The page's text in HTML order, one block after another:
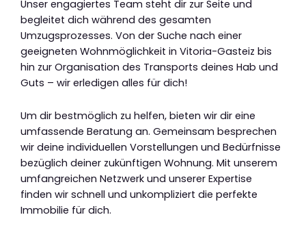
Unser engagiertes Team steht dir zur Seite und
begleitet dich während des gesamten
Umzugsprozesses. Von der Suche nach einer
geeigneten Wohnmöglichkeit in Vitoria-Gasteiz bis
hin zur Organisation des Transports deines Hab und
Guts – wir erledigen alles für dich!
Um dir bestmöglich zu helfen, bieten wir dir eine
umfassende Beratung an. Gemeinsam besprechen
wir deine individuellen Vorstellungen und Bedürfnisse
bezüglich deiner zukünftigen Wohnung. Mit unserem
umfangreichen Netzwerk und unserer Expertise
finden wir schnell und unkompliziert die perfekte
Immobilie für dich.